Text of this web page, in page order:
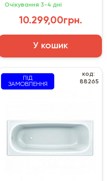
Очікування 3-4 дні
10.299,00грн.
У кошик
ПІД
ЗАМОВЛЕННЯ
код:
88265